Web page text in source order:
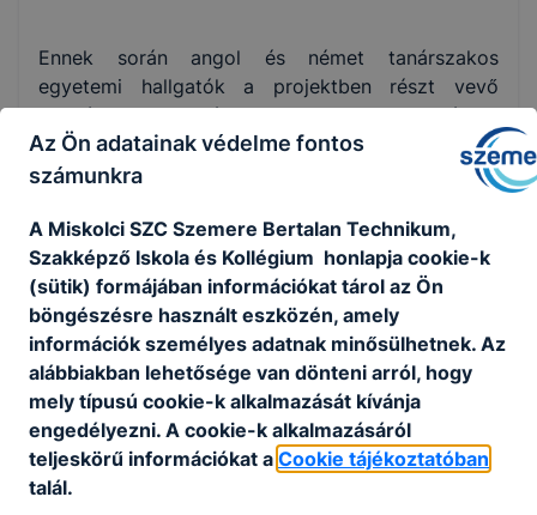
Ennek során angol és német tanárszakos
egyetemi hallgatók a projektben részt vevő
tanulóinknak iskolánkban heti rendszerességgel
élményfoglalkozásokat és a Miskolci Egyetemen
félévente egy alkalommal élménynapot tartottak.
elemekkel egészült ki,továbbá az
élményfoglalkozások a 6. projektfélévben
videokonferenciák formájában valósultak meg.
A projektdokumentációban rögzítésre kerültek a
projektben részt vevő tanulóink nevei a jelenléti
íveken, a részt vevő projektkoordinátorok és
nyelvtanárok, valamint az egyetemi hallgatók
nevei a tanúsítványokon.
Munkaközösségi üléseken és tantestületi gyűlésen
Az Ön adatainak védelme fontos
számunkra
A Miskolci SZC Szemere Bertalan Technikum,
Szakképző Iskola és Kollégium honlapja cookie-k
(sütik) formájában információkat tárol az Ön
böngészésre használt eszközén, amely
információk személyes adatnak minősülhetnek. Az
alábbiakban lehetősége van dönteni arról, hogy
mely típusú cookie-k alkalmazását kívánja
engedélyezni. A cookie-k alkalmazásáról
teljeskörű információkat a Cookie tájékoztatóban
talál.